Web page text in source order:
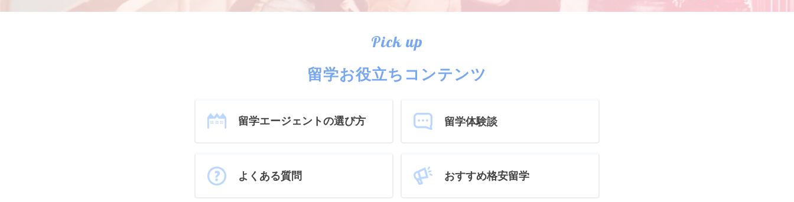
Pick up
留学お役立ちコンテンツ
留学エージェントの選び方 留学体験談
よくある質問 おすすめ格安留学